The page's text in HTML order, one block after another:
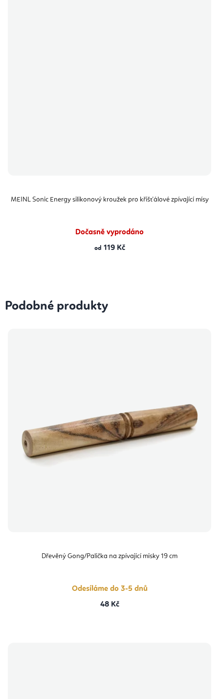
MEINL Sonic Energy silikonový kroužek pro křišťálové zpívající mísy
Dočasně vyprodáno
od 119 Kč
Podobné produkty
Dřevěný Gong/Palička na zpívající misky 19 cm
Odesíláme do 3-5 dnů
48 Kč